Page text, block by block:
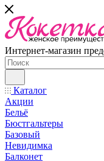
Интернет-магазин
Каталог
Акции
Бельё
Бюстгальтеры
Базовый
Невидимка
Балконет